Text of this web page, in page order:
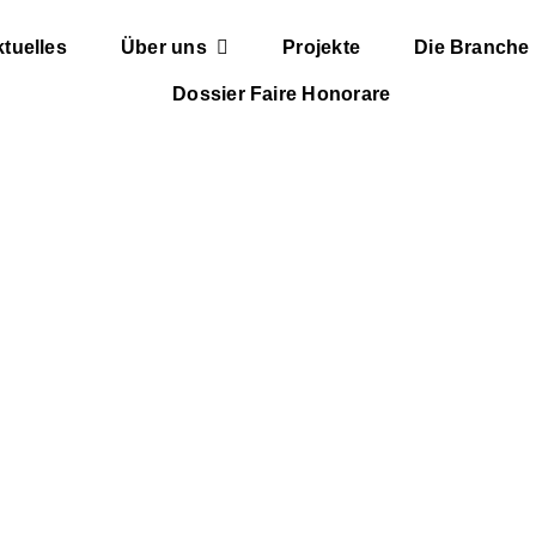
Über uns Projekte Die Branche
Dossier Faire Honorare